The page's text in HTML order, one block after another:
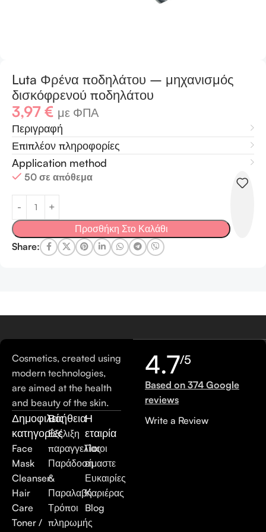
Luta Φρένα ποδηλάτου – μηχανισμός
δισκόφρενού ποδηλάτου
3,97 € με ΦΠΑ
Περιγραφή
Επιπλέον πληροφορίες
Application method
50 σε απόθεμα
Προσθήκη Στο Καλάθι
Share:
Cosmetics, created using
modern technologies,
are aimed at the health
and beauty of the skin.
Δημοφιλείς
κατηγορίες
Face
Mask
Cleanser
Hair
Care
Toner /
Βοήθεια
Εξέλιξη
παραγγελίας
Παράδοση
&
Παραλαβή
Τρόποι
πληρωμής
Η
εταιρία
Ποιοι
είμαστε
Ευκαιρίες
Καριέρας
Blog
4.7/5
Based on 374 Google
reviews
Write a Review